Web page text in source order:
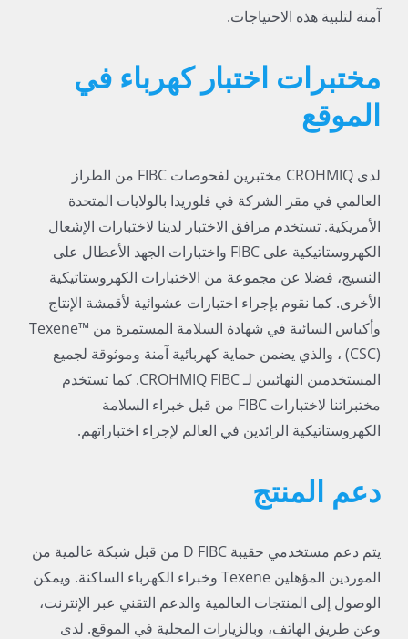
آمنة لتلبية هذه الاحتياجات.
مختبرات اختبار كهرباء في
الموقع
لدى CROHMIQ مختبرين لفحوصات FIBC من الطراز
العالمي في مقر الشركة في فلوريدا بالولايات المتحدة
الأمريكية. تستخدم مرافق الاختبار لدينا لاختبارات الإشعال
الكهروستاتيكية على FIBC واختبارات الجهد الأعطال على
النسيج، فضلا عن مجموعة من الاختبارات الكهروستاتيكية
الأخرى. كما نقوم بإجراء اختبارات عشوائية لأقمشة الإنتاج
وأكياس السائبة في شهادة السلامة المستمرة من Texene™
(CSC) ، والذي يضمن حماية كهربائية آمنة وموثوقة لجميع
المستخدمين النهائيين لـ CROHMIQ FIBC. كما تستخدم
مختبراتنا لاختبارات FIBC من قبل خبراء السلامة
الكهروستاتيكية الرائدين في العالم لإجراء اختباراتهم.
دعم المنتج
يتم دعم مستخدمي حقيبة D FIBC من قبل شبكة عالمية من
الموردين المؤهلين Texene وخبراء الكهرباء الساكنة. ويمكن
الوصول إلى المنتجات العالمية والدعم التقني عبر الإنترنت،
وعن طريق الهاتف، وبالزيارات المحلية في الموقع. لدى